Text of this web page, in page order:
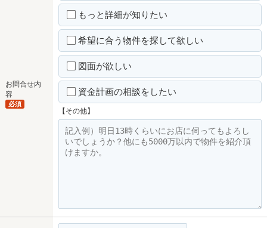
お問合せ内
容
必須
もっと詳細が知りたい
希望に合う物件を探して欲しい
図面が欲しい
資金計画の相談をしたい
【その他】